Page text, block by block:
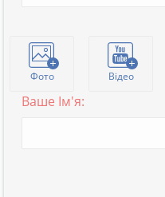
Фото Відео
Ваше Ім'я: